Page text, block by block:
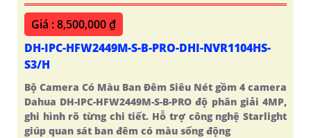
Giá : 8,500,000 ₫
DH-IPC-HFW2449M-S-B-PRO-DHI-NVR1104HS-
S3/H
Bộ Camera Có Màu Ban Đêm Siêu Nét gồm 4 camera
Dahua DH-IPC-HFW2449M-S-B-PRO độ phân giải 4MP,
ghi hình rõ từng chi tiết. Hỗ trợ công nghệ Starlight
giúp quan sát ban đêm có màu sống động